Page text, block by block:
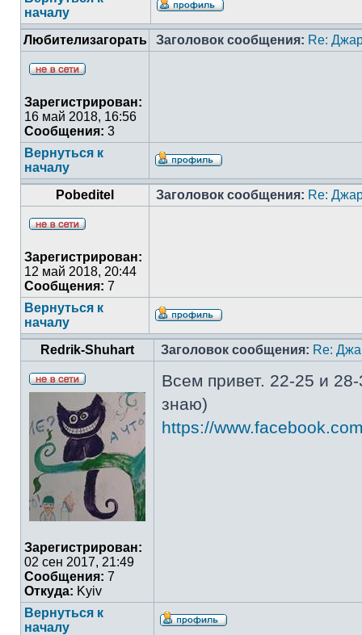
началу
Любителизагорать
Заголовок сообщения: Re:
Зарегистрирован:
16 май 2018, 16:56
Сообщения: 3
Вернуться к
началу
Pobeditel
Заголовок сообщения: Re:
Зарегистрирован:
12 май 2018, 20:44
Сообщения: 7
Вернуться к
началу
Redrik-Shuhart
Заголовок сообщения: Re:
Зарегистрирован:
02 сен 2017, 21:49
Сообщения: 7
Откуда: Kyiv
Всем привет. 22-25 и
знаю)
https://
Вернуться к
началу